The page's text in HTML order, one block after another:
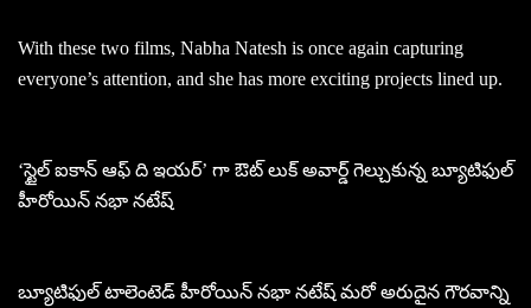
With these two films, Nabha Natesh is once again capturing
everyone’s attention, and she has more exciting projects lined up.
‘స్టైల్ ఐకాన్ ఆఫ్ ది ఇయర్’ గా ఔట్ లుక్ అవార్డ్ గెల్చుకున్న బ్యూటిఫుల్
హీరోయిన్ నభా నటేష్
బ్యూటిఫుల్ టాలెంటెడ్ హీరోయిన్ నభా నటేష్ మరో అరుదైన గౌరవాన్ని